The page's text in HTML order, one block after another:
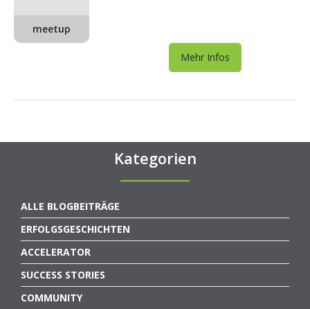
meetup
Mehr Infos
Kategorien
ALLE BLOGBEITRÄGE
ERFOLGSGESCHICHTEN
ACCELERATOR
SUCCESS STORIES
COMMUNITY